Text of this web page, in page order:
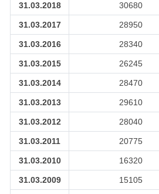
31.03.2018 30680
31.03.2017 28950
31.03.2016 28340
31.03.2015 26245
31.03.2014 28470
31.03.2013 29610
31.03.2012 28040
31.03.2011 20775
31.03.2010 16320
31.03.2009 15105